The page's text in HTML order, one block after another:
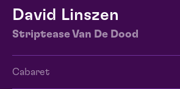
David Linszen
Striptease Van De Dood
Cabaret